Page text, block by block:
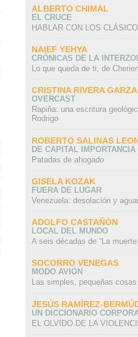
ALBERTO CHIMAL
EL CRUCE
HABLAR CON LOS
NAIEF YEHYA
CRÓNICAS DE LA
Lo que queda de ti, de
CRISTINA RIVERA GARZA
OVERCAST
Rapiña: una escritura
Rodrigo
ROBERTO SALINAS
DE CAPITAL IMPORTANCIA
Patadas de ahogado
GISELA KOZAK
FUERA DE LUGAR
Venezuela: desolación y
ADOLFO CASTAÑÓN
LOCAL DEL MUNDO
A seis décadas de “La
SOCORRO VENEGAS
MODO AVIÓN
Las simples, pequeñas cosas
JESÚS RAMÍREZ-
UN DICCIONARIO
EL OLVIDO DE LA